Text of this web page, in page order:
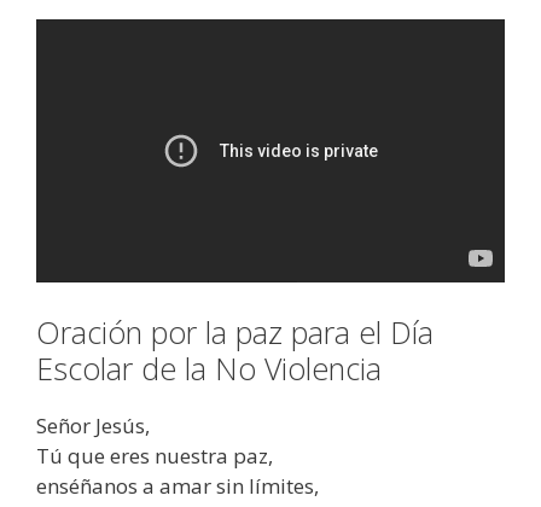
Oración por la paz para el Día
Escolar de la No Violencia
Señor Jesús,
Tú que eres nuestra paz,
enséñanos a amar sin límites,